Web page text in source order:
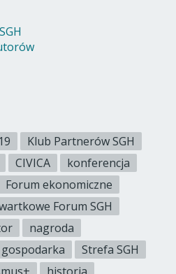
Klub Partnerów SGH
CIVICA
konferencja
Forum ekonomiczne
Forum SGH
nagroda
gospodarka
Strefa SGH